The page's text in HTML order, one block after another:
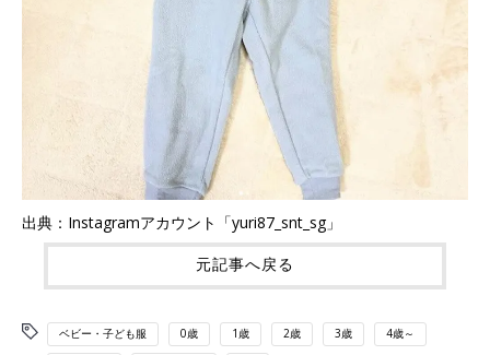
出典：Instagramアカウント「yuri87_snt_sg」
元記事へ戻る
ベビー・子ども服 0歳 1歳 2歳 3歳 4歳～